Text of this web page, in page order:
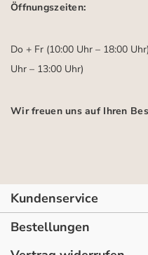
Öffnungszeiten:
Do + Fr (10:00 Uhr – 18:00
Uhr – 13:00 Uhr)
Wir freuen uns auf Ihren
Kundenservice
Bestellungen